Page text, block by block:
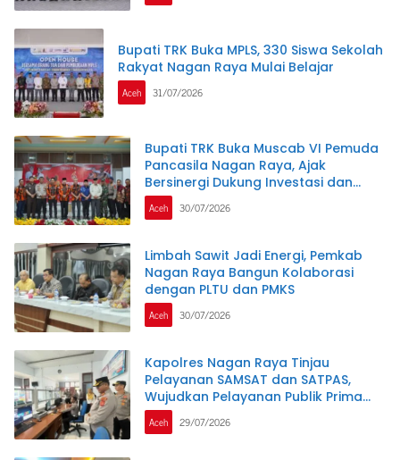
Bupati TRK Buka MPLS, 330 Siswa Sekolah
Rakyat Nagan Raya Mulai Belajar
Aceh 31/07/2026
Bupati TRK Buka Muscab VI Pemuda
Pancasila Nagan Raya, Ajak
Bersinergi Dukung Investasi dan
Pembangunan Daerah
Aceh 30/07/2026
Limbah Sawit Jadi Energi, Pemkab
Nagan Raya Bangun Kolaborasi
dengan PLTU dan PMKS
Aceh 30/07/2026
Kapolres Nagan Raya Tinjau
Pelayanan SAMSAT dan SATPAS,
Wujudkan Pelayanan Publik Prima
Melalui Program Commander Wish
Kapolda Aceh
Aceh 29/07/2026